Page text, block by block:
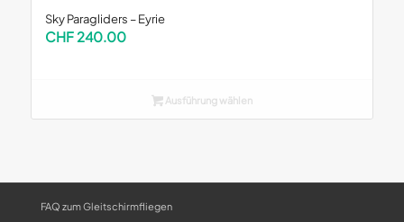
Sky Paragliders – Eyrie
CHF240.00
Ausführung wählen
FAQ zum Gleitschirmfliegen